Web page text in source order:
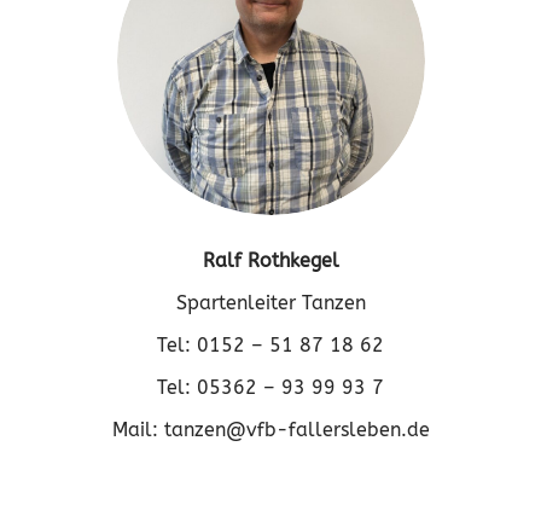
Ralf Rothkegel
Spartenleiter Tanzen
Tel: 0152 – 51 87 18 62
Tel: 05362 – 93 99 93 7
Mail: tanzen@vfb-fallersleben.de